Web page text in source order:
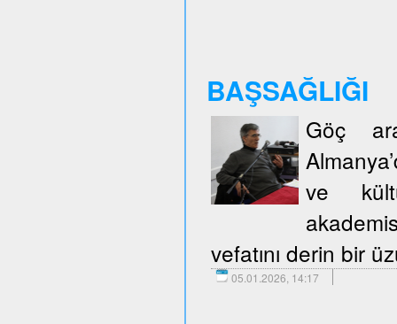
BAŞSAĞLIĞI
Göç
ve
vefatını derin bir
05.01.2026, 14:17